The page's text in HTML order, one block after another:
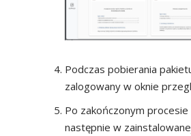
Podczas pobierania
zalogowany w oknie
Po zakończonym
następnie w